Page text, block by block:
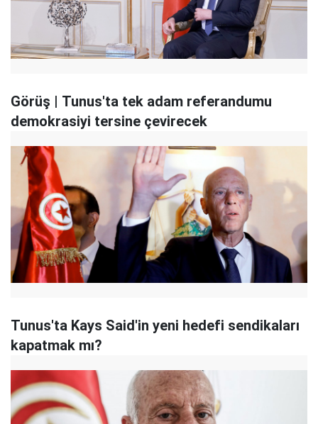
Görüş | Tunus'ta tek adam referandumu
demokrasiyi tersine çevirecek
Tunus'ta Kays Said'in yeni hedefi sendikaları
kapatmak mı?